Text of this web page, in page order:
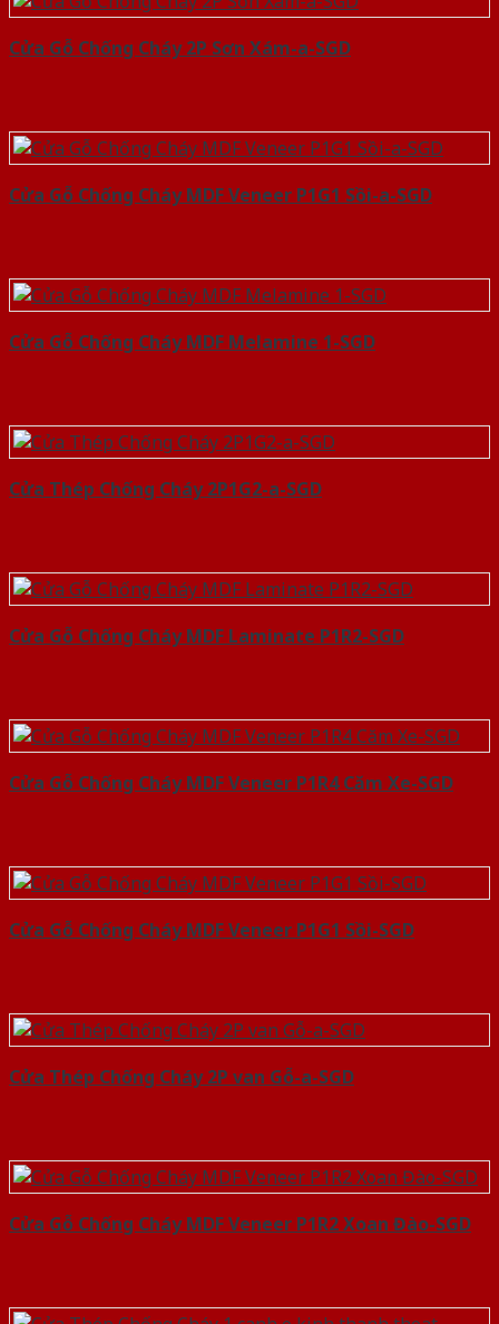
Cửa Gỗ Chống Cháy 2P Sơn Xám-a-SGD
Cửa Gỗ Chống Cháy MDF Veneer P1G1 Sồi-a-SGD
Cửa Gỗ Chống Cháy MDF Melamine 1-SGD
Cửa Thép Chống Cháy 2P1G2-a-SGD
Cửa Gỗ Chống Cháy MDF Laminate P1R2-SGD
Cửa Gỗ Chống Cháy MDF Veneer P1R4 Căm Xe-SGD
Cửa Gỗ Chống Cháy MDF Veneer P1G1 Sồi-SGD
Cửa Thép Chống Cháy 2P van Gỗ-a-SGD
Cửa Gỗ Chống Cháy MDF Veneer P1R2 Xoan Đào-SGD